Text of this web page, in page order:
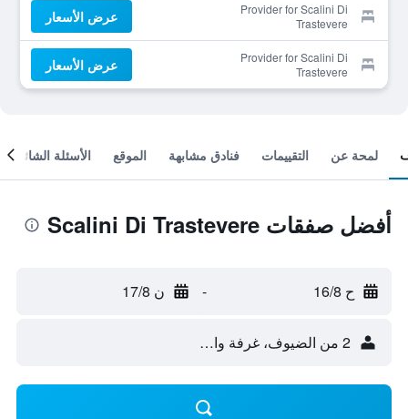
Provider for Scalini Di
Trastevere
عرض الأسعار
Provider for Scalini Di
Trastevere
عرض الأسعار
لمحة عن التقييمات فنادق مشابهة الموقع الأسئلة الشائعة
أفضل صفقات Scalini Di Trastevere
ح 16/8 - ن 17/8
2 من الضيوف، غرفة واحدة